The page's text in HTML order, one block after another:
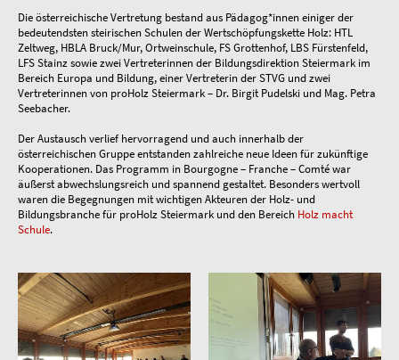
Die österreichische Vertretung bestand aus Pädagog*innen einiger der
bedeutendsten steirischen Schulen der Wertschöpfungskette Holz: HTL
Zeltweg, HBLA Bruck/Mur, Ortweinschule, FS Grottenhof, LBS Fürstenfeld,
LFS Stainz sowie zwei Vertreterinnen der Bildungsdirektion Steiermark im
Bereich Europa und Bildung, einer Vertreterin der STVG und zwei
Vertreterinnen von proHolz Steiermark – Dr. Birgit Pudelski und Mag. Petra
Seebacher.
Der Austausch verlief hervorragend und auch innerhalb der
österreichischen Gruppe entstanden zahlreiche neue Ideen für zukünftige
Kooperationen. Das Programm in Bourgogne – Franche – Comté war
äußerst abwechslungsreich und spannend gestaltet. Besonders wertvoll
waren die Begegnungen mit wichtigen Akteuren der Holz- und
Bildungsbranche für proHolz Steiermark und den Bereich Holz macht
Schule.